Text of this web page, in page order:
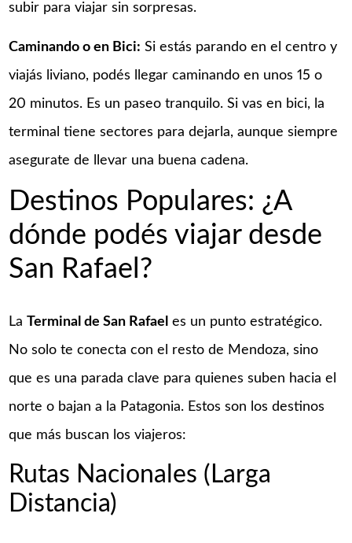
subir para viajar sin sorpresas.
Caminando o en Bici: Si estás parando en el centro y
viajás liviano, podés llegar caminando en unos 15 o
20 minutos. Es un paseo tranquilo. Si vas en bici, la
terminal tiene sectores para dejarla, aunque siempre
asegurate de llevar una buena cadena.
Destinos Populares: ¿A
dónde podés viajar desde
San Rafael?
La Terminal de San Rafael es un punto estratégico.
No solo te conecta con el resto de Mendoza, sino
que es una parada clave para quienes suben hacia el
norte o bajan a la Patagonia. Estos son los destinos
que más buscan los viajeros:
Rutas Nacionales (Larga
Distancia)